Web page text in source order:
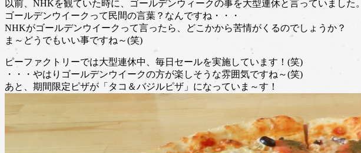
以前、NHKを観ていた時に、ゴールデンウィークの事を大型連休と言っていました。
ゴールデンウイークって民間の言葉？なんですね・・・
NHKがゴールデンウイークって言ったら、どこかから苦情がくるのでしょうか？
ま～どうでもいい事ですね～(笑)
ピーファクトリーでは大型連休中、毎日セールを実施しています！(笑)
・・・やはりゴールデンウイークの方が楽しそうな雰囲気ですね～(笑)
あと、期間限定ピザが「タコ＆バジルピザ」になっていま～す！